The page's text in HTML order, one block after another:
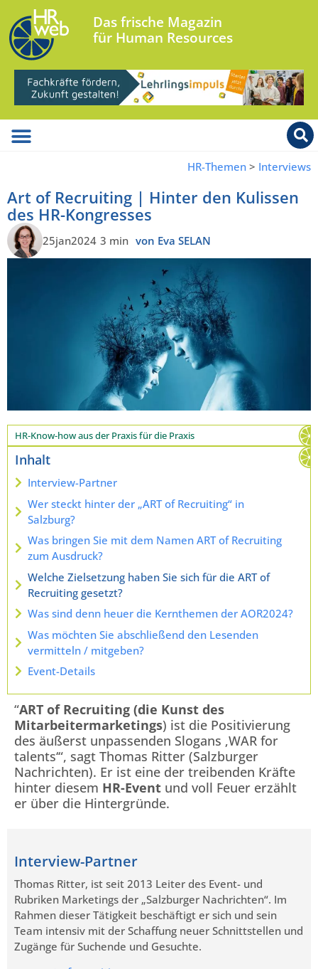
Das frische Magazin
für Human Resources
HR-Themen > Interviews
Art of Recruiting | Hinter den Kulissen
des HR-Kongresses
25jan2024 3 min von Eva SELAN
HR-Know-how aus der Praxis für die Praxis
Inhalt
Interview-Partner
Wer steckt hinter der „ART of Recruiting“ in
Salzburg?
Was bringen Sie mit dem Namen ART of Recruiting
zum Ausdruck?
Welche Zielsetzung haben Sie sich für die ART of
Recruiting gesetzt?
Was sind denn heuer die Kernthemen der AOR2024?
Was möchten Sie abschließend den Lesenden
vermitteln / mitgeben?
Event-Details
“ART of Recruiting (die Kunst des
Mitarbeitermarketings) ist die Positivierung
des äußerst unpassenden Slogans ‚WAR for
talents‘“, sagt Thomas Ritter (Salzburger
Nachrichten). Er ist eine der treibenden Kräfte
hinter diesem HR-Event und voll Feuer erzählt
er über die Hintergründe.
Interview-Partner
Thomas Ritter, ist seit 2013 Leiter des Event- und
Rubriken Marketings der „Salzburger Nachrichten“. Im
Rahmen dieser Tätigkeit beschäftigt er sich und sein
Team intensiv mit der Schaffung neuer Schnittstellen und
Zugänge für Suchende und Gesuchte.